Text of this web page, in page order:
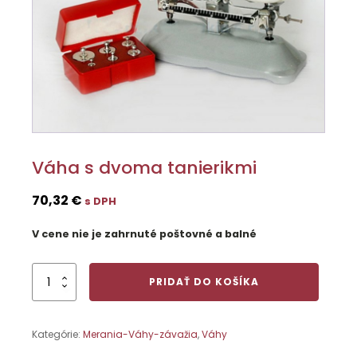
Váha s dvoma tanierikmi
70,32 € s DPH
V cene nie je zahrnuté poštovné a balné
množstvo
tanierikmi
PRIDAŤ DO KOŠÍKA
Kategórie: Merania-Váhy-závažia,Váhy